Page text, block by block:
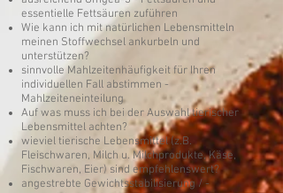
essentielle Fettsäuren zuführen
Wie kann ich mit natürlichen Lebensmitteln
meinen Stoffwechsel ankurbeln und
unterstützen?
sinnvolle Mahlzeitenhäufigkeit für Ihren
individuellen Fall abstimmen -
Mahlzeiteneinteilung
Auf was muss ich bei der Auswahl tierischer
Lebensmittel achten?
wieviel tierische Lebensmittel (z.B.
Fleischwaren, Milch u. Milchprodukte, Käse,
Fischwaren, Eier) sind empfehlenswert?
angestrebte Gewichtsstabilisierung / -